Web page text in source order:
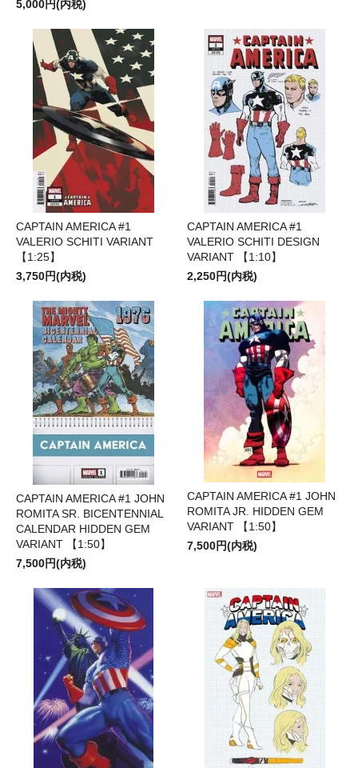
5,000円(内税)
CAPTAIN AMERICA #1
VALERIO SCHITI VARIANT
【1:25】
3,750円(内税)
CAPTAIN AMERICA #1
VALERIO SCHITI DESIGN
VARIANT 【1:10】
2,250円(内税)
CAPTAIN AMERICA #1 JOHN
ROMITA SR. BICENTENNIAL
CALENDAR HIDDEN GEM
VARIANT 【1:50】
7,500円(内税)
CAPTAIN AMERICA #1 JOHN
ROMITA JR. HIDDEN GEM
VARIANT 【1:50】
7,500円(内税)